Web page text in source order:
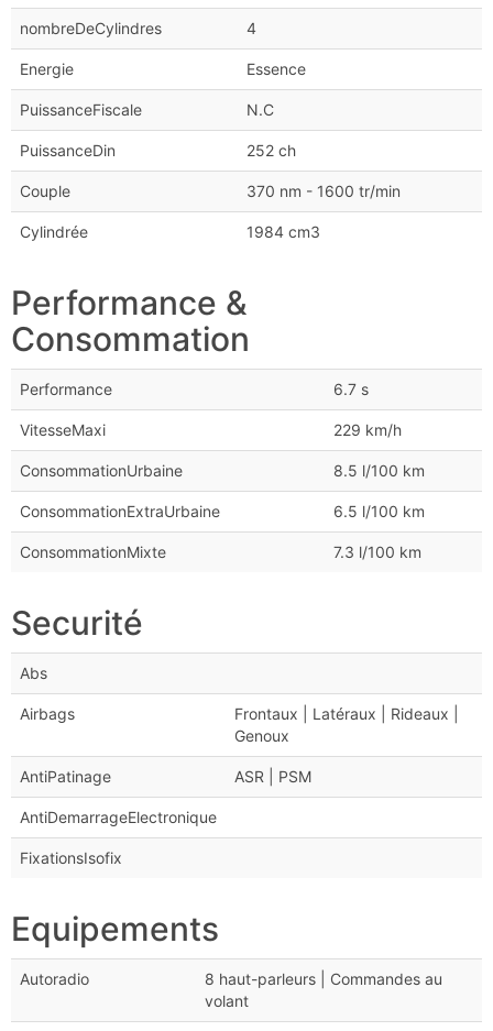
nombreDeCylindres 4
Energie Essence
PuissanceFiscale N.C
PuissanceDin 252 ch
Couple 370 nm - 1600 tr/min
Cylindrée 1984 cm3
Performance &
Consommation
Performance 6.7 s
VitesseMaxi 229 km/h
ConsommationUrbaine 8.5 l/100 km
ConsommationExtraUrbaine 6.5 l/100 km
ConsommationMixte 7.3 l/100 km
Securité
Abs
Airbags
Frontaux | Latéraux | Rideaux |
Genoux
AntiPatinage ASR | PSM
AntiDemarrageElectronique
FixationsIsofix
Equipements
Autoradio
8 haut-parleurs | Commandes au
volant